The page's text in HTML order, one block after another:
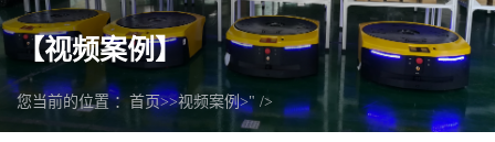
【视频案例】
您当前的位置 ： 首页>>视频案例>" />